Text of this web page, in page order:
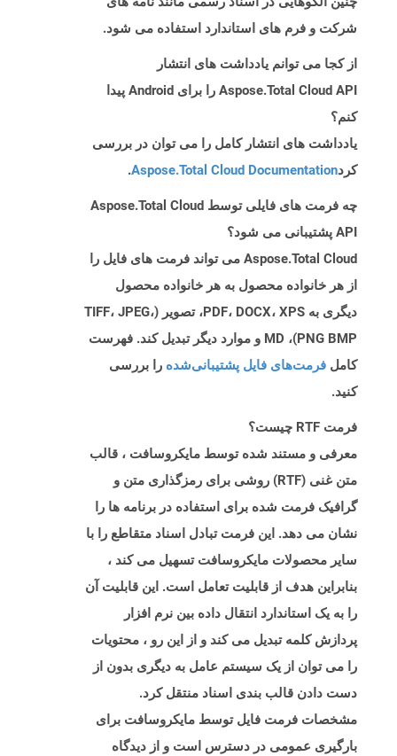
شرکت و فرم های استاندارد استفاده می شود.
از کجا می توانم یادداشت های انتشار
Aspose.Total Cloud API را برای Android پیدا
کنم؟
یادداشت های انتشار کامل را می توان در بررسی
کردAspose.Total Cloud Documentation
.
چه فرمت های فایلی توسط Aspose.Total Cloud
API پشتیبانی می شود؟
Aspose.Total Cloud می تواند فرمت های فایل را
از هر خانواده محصول به هر خانواده محصول
دیگری به PDF، DOCX، XPS، تصویر (TIFF، JPEG،
PNG BMP)، MD و موارد دیگر تبدیل کند. فهرست
کامل فرمت‌های فایل پشتیبانی‌شده را بررسی
کنید.
فرمت RTF چیست؟
معرفی و مستند شده توسط مایکروسافت ، قالب
متن غنی (RTF) روشی برای رمزگذاری متن و
گرافیک فرمت شده برای استفاده در برنامه ها را
نشان می دهد. این فرمت تبادل اسناد متقاطع را با
سایر محصولات مایکروسافت تسهیل می کند ،
بنابراین هدف از قابلیت تعامل است. این قابلیت آن
را به یک استاندارد انتقال داده بین نرم افزار
پردازش کلمه تبدیل می کند و از این رو ، محتویات
را می توان از یک سیستم عامل به دیگری بدون از
دست دادن قالب بندی اسناد منتقل کرد.
مشخصات فرمت فایل توسط مایکروسافت برای
بارگیری عمومی در دسترس است و از دیدگاه